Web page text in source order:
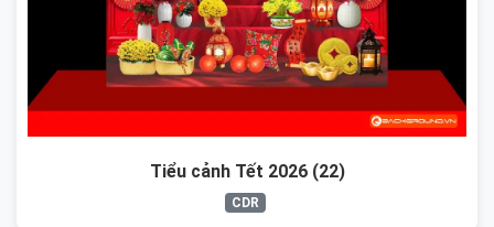
Tiểu cảnh Tết 2026 (22)
CDR